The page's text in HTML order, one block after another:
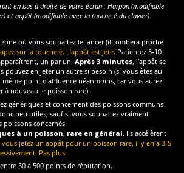
en bas à droite de votre écran : Harpon (modifiable
et appât (modifiable avec la touche é du clavier).
où vous souhaitez le lancer (il tombera proche
sur la touche é. L’appât est jeté. Patientez 5-10
un par un. Après 3 minutes, l’appât se
pouvez en jeter un autre si besoin (si vous êtes au
point d’affluence néanmoins, car vous aurez
à nouveau le poisson rare).
génériques et concernent des poissons communs
peu utiles, sauf si vous souhaitez vraiment
poissons concernés.
à un poisson, rare en général. Ils accélèrent
vous jetez un appât pour un poisson rare, il y en a 3-5
Pas plus.
50 à 500 points de réputation.